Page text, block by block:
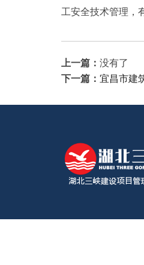
工安全技术管理，
上一篇： 没有了
下一篇： 宜昌市建